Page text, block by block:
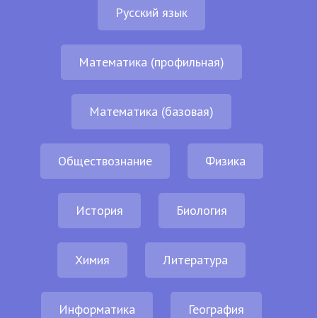
Русский язык
Математика (профильная)
Математика (базовая)
Обществознание Физика
История Биология
Химия Литература
Информатика География